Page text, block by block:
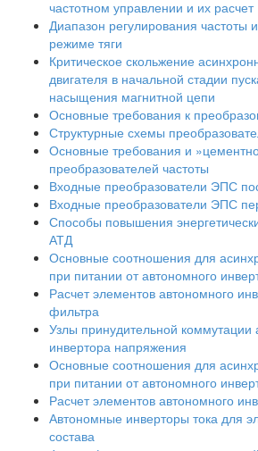
частотном управлении и их расчет
Диапазон регулирования частоты
режиме тяги
Критическое скольжение
двигателя в начальной стадии
насыщения магнитной цепи
Основные требования к
Структурные схемы
Основные требования и
преобразователей частоты
Входные преобразователи ЭПС
Входные преобразователи ЭПС
Способы повышения
АТД
Основные соотношения для
при питании от автономного
Расчет элементов автономного
фильтра
Узлы принудительной коммутации
инвертора напряжения
Основные соотношения для
при питании от автономного
Расчет элементов автономного
Автономные инверторы тока для
состава